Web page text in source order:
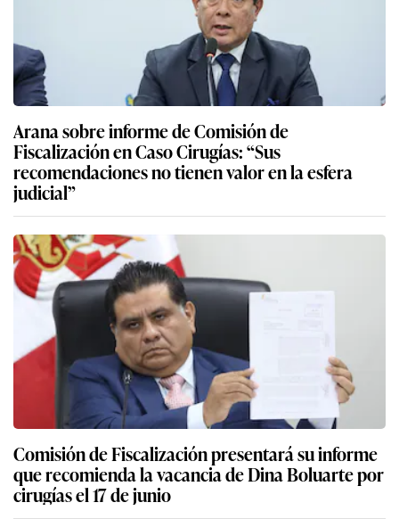
Arana sobre informe de Comisión de
Fiscalización en Caso Cirugías: “Sus
recomendaciones no tienen valor en la esfera
judicial”
Comisión de Fiscalización presentará su informe
que recomienda la vacancia de Dina Boluarte por
cirugías el 17 de junio